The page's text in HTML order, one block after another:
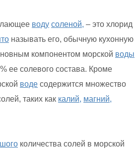
воду соленой, – это хлорид
называть его, обычную кухонную
компонентом морской воды
ее солевого состава. Кроме
воде содержится множество
таких как калий, магний,
количества солей в морской